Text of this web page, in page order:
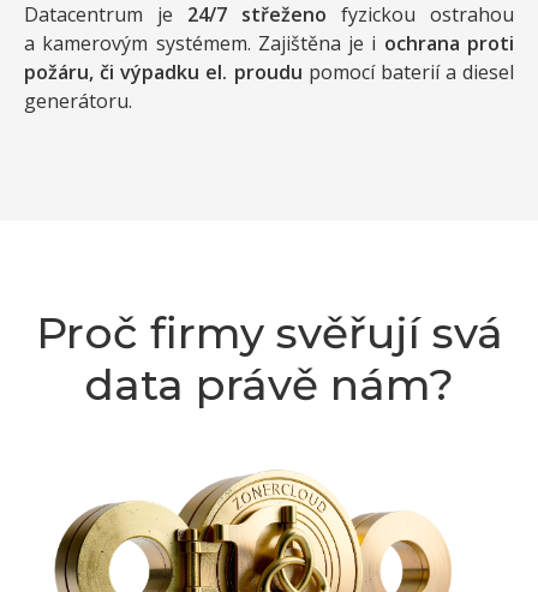
Datacentrum je 24/7 střeženo fyzickou ostrahou
a kamerovým systémem. Zajištěna je i ochrana proti
požáru, či výpadku el. proudu pomocí baterií a diesel
generátoru.
Proč firmy svěřují svá
data právě nám?